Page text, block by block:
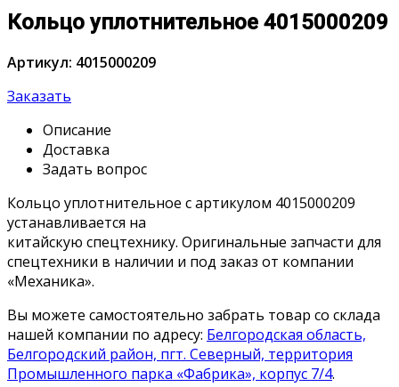
Кольцо уплотнительное 4015000209
Артикул: 4015000209
Заказать
Описание
Доставка
Задать вопрос
Кольцо уплотнительное с артикулом 4015000209
устанавливается на
китайскую спецтехнику. Оригинальные запчасти для
спецтехники в наличии и под заказ от компании
«Механика».
Вы можете самостоятельно забрать товар со склада
нашей компании по адресу: Белгородская область,
Белгородский район, пгт. Северный, территория
Промышленного парка «Фабрика», корпус 7/4.